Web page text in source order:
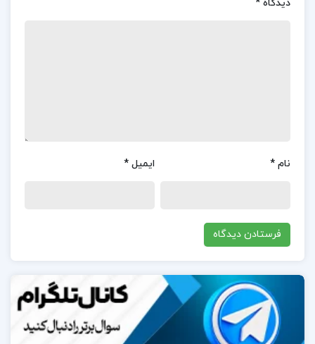
نوآورانه و خلاقانه کوندرا به داستان اصلی، مورد توجه قرار
تأمل‌برانگیز و جذاب توصیف کرده‌اند.
در مورد نویسنده کتاب ژاک و اربابش میلان کوندرا:
میلان کوندرا (Milan Kundera)، یکی از برجسته‌ترین
نویسندگان و متفکران قرن بیستم، در سال ۱۹۲۹ در شهر
برنو، چکسلواکی (که اکنون جمهوری چک است) به دنیا
دیدگاه *
نام * ایمیل *